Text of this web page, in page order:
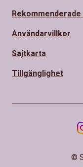
Användarvillkor
Sajtkarta
Tillgänglighet
©